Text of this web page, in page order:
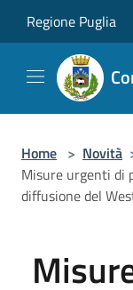
Regione Puglia
Home > Novità
Misure urgenti di
diffusione del